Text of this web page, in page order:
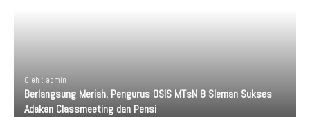
Oleh : admin
Berlangsung Meriah, Pengurus OSIS MTsN 8 Sleman Sukses
Adakan Classmeeting dan Pensi